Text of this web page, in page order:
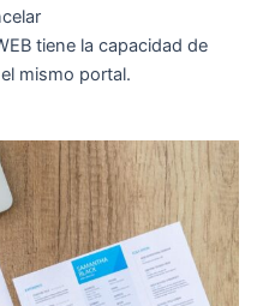
tiene la capacidad de
mismo portal.